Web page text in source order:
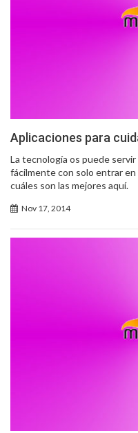
Aplicaciones para
La tecnología os puede
fácilmente con solo entrar en
cuáles son las mejores aquí.
Nov 17, 2014